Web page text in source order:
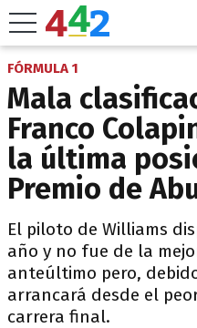
FÓRMULA 1
Mala
Franco
la última
Premio de
El piloto de Williams
año y no fue de la
anteúltimo pero,
arrancará desde el
carrera final.